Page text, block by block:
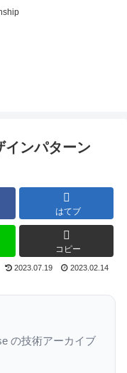
インパターン
はてブ
コピー
2023.07.19 2023.02.14
の技術アーカイブ